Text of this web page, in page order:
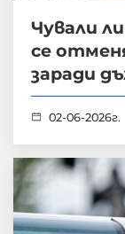
Чували
се
заради
02-06-2026г.